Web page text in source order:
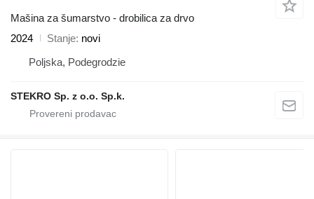
Mašina za šumarstvo - drobilica za drvo
2024
Stanje novi
Poljska, Podegrodzie
STEKRO Sp. z o.o. Sp.k.